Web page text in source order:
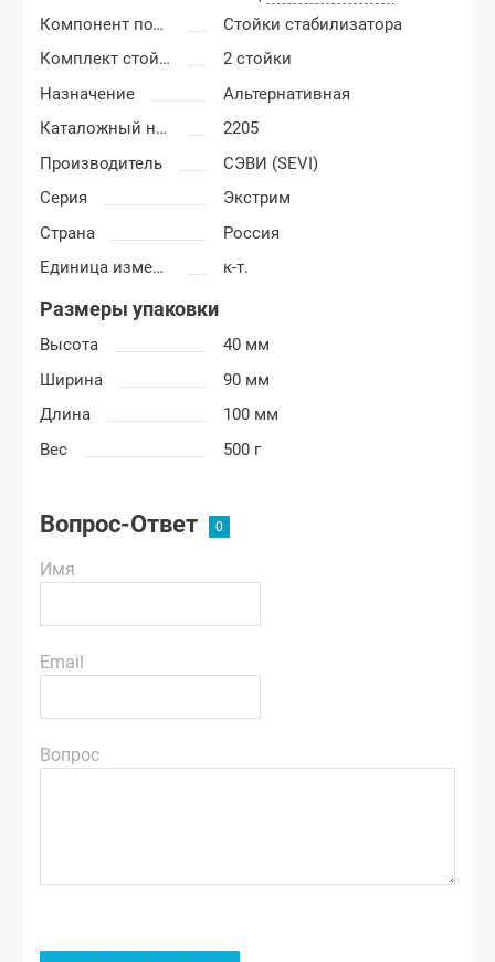
Компонент подвески
Стойки стабилизатора
Комплект стойки стабилизатора
2 стойки
Назначение
Альтернативная
Каталожный номер
2205
Производитель
СЭВИ (SEVI)
Серия
Экстрим
Страна
Россия
Единица измерения
к-т.
Размеры упаковки
Высота
40 мм
Ширина
90 мм
Длина
100 мм
Вес
500 г
Вопрос-Ответ
Имя
Email
Вопрос